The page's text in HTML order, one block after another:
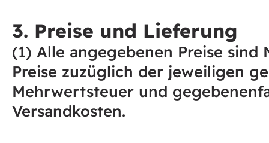
3. Preise und Lieferung
(1) Alle angegebenen Preise sind
Preise zuzüglich der jeweiligen
Mehrwertsteuer und
Versandkosten.